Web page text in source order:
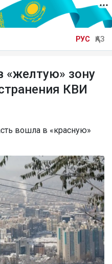
РУС ҚАЗ
зону
КВИ
вошла в «красную»